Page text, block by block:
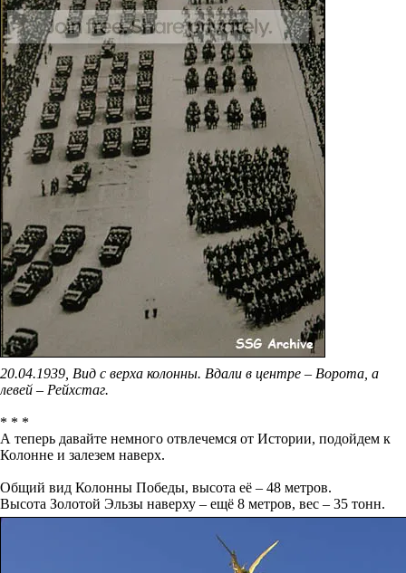
20.04.1939, Вид с верха колонны. Вдали в центре – Ворота, а
левей – Рейхстаг.
* * *
А теперь давайте немного отвлечемся от Истории, подойдем к
Колонне и залезем наверх.
Общий вид Колонны Победы, высота её – 48 метров.
Высота Золотой Эльзы наверху – ещё 8 метров, вес – 35 тонн.